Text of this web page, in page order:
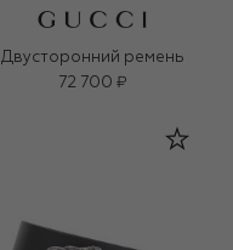
Двусторонний ремень
72 700 ₽